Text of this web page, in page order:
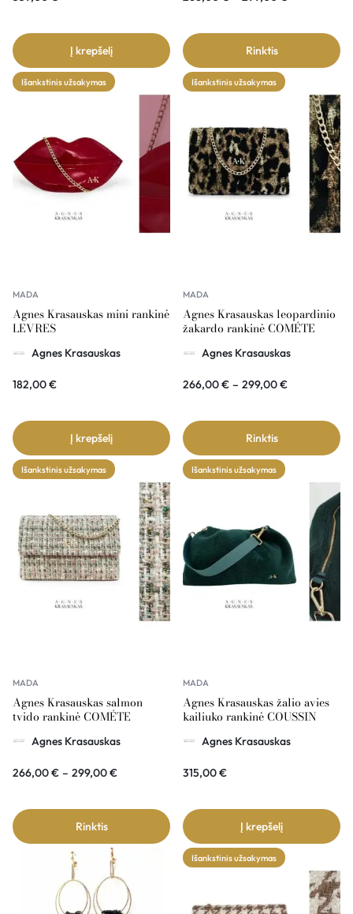
Į krepšelį Rinktis
Išankstinis užsakymas
MADA
Agnes Krasauskas mini rankinė
LEVRES
Agnes Krasauskas
182,00€
Į krepšelį
Išankstinis užsakymas
MADA
Agnes Krasauskas leopardinio
žakardo rankinė COMÉTE
Agnes Krasauskas
266,00€ – 299,00€
Rinktis
Išankstinis užsakymas
MADA
Agnes Krasauskas salmon
tvido rankinė COMÉTE
Agnes Krasauskas
266,00€ – 299,00€
Rinktis
Išankstinis užsakymas
MADA
Agnes Krasauskas žalio avies
kailiuko rankinė COUSSIN
Agnes Krasauskas
315,00€
Į krepšelį
Išankstinis užsakymas